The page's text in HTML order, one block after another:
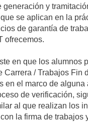
generación y
se aplican en la
de garantía de
ofrecemos.
en que los alumnos
Carrera / Trabajos Fin
en el marco de alguna
de verificación,
al que realizan los
la firma de trabajos